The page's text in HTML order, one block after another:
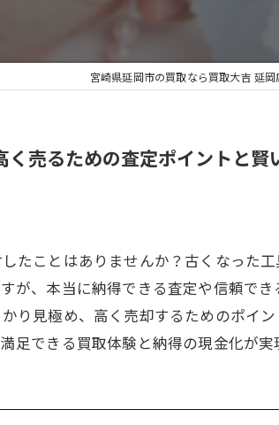
宮崎県延岡市の買取なら買取大吉 延岡
売るための査定ポイントと賢
たことはありませんか？古くなった
が、本当に納得できる査定や信頼で
り見極め、高く売却するためのポイ
足できる買取体験と納得の現金化が実